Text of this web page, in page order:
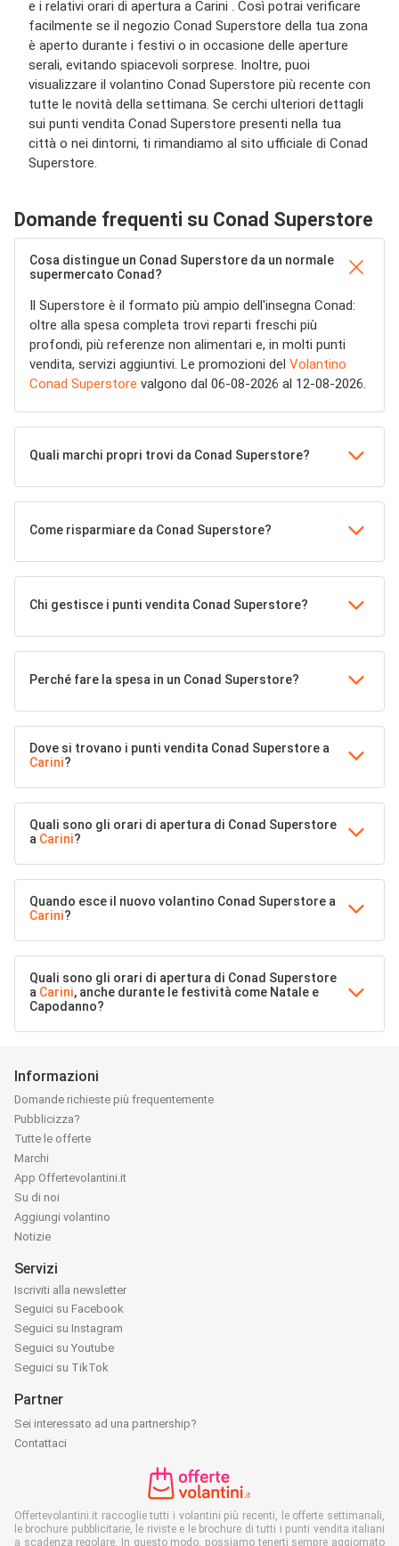
e i relativi orari di apertura a Carini . Così potrai verificare
facilmente se il negozio Conad Superstore della tua zona
è aperto durante i festivi o in occasione delle aperture
serali, evitando spiacevoli sorprese. Inoltre, puoi
visualizzare il volantino Conad Superstore più recente con
tutte le novità della settimana. Se cerchi ulteriori dettagli
sui punti vendita Conad Superstore presenti nella tua
città o nei dintorni, ti rimandiamo al sito ufficiale di Conad
Superstore.
Domande frequenti su Conad Superstore
Cosa distingue un Conad Superstore da un normale
supermercato Conad?
Il Superstore è il formato più ampio dell'insegna Conad:
oltre alla spesa completa trovi reparti freschi più
profondi, più referenze non alimentari e, in molti punti
vendita, servizi aggiuntivi. Le promozioni del Volantino
Conad Superstore valgono dal 06-08-2026 al 12-08-2026.
Quali marchi propri trovi da Conad Superstore?
Come risparmiare da Conad Superstore?
Chi gestisce i punti vendita Conad Superstore?
Perché fare la spesa in un Conad Superstore?
Dove si trovano i punti vendita Conad Superstore a
Carini?
Quali sono gli orari di apertura di Conad Superstore
a Carini?
Quando esce il nuovo volantino Conad Superstore a
Carini?
Quali sono gli orari di apertura di Conad Superstore
a Carini, anche durante le festività come Natale e
Capodanno?
Informazioni
Domande richieste più frequentemente
Pubblicizza?
Tutte le offerte
Marchi
App Offertevolantini.it
Su di noi
Aggiungi volantino
Notizie
Servizi
Iscriviti alla newsletter
Seguici su Facebook
Seguici su Instagram
Seguici su Youtube
Seguici su TikTok
Partner
Sei interessato ad una partnership?
Contattaci
Offertevolantini.it raccoglie tutti i volantini più recenti, le offerte settimanali,
le brochure pubblicitarie, le riviste e le brochure di tutti i punti vendita italiani
a scadenza regolare. In questo modo, possiamo tenerti sempre aggiornato